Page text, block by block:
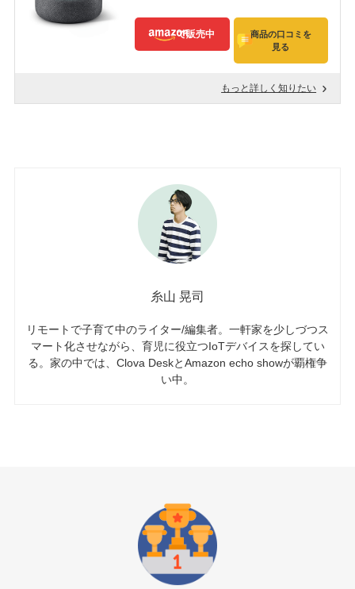
で販売中
商品の口コミを
見る
もっと詳しく知りたい
糸山 晃司
リモートで子育て中のライター/編集者。一軒家を少しづつス
マート化させながら、育児に役立つIoTデバイスを探してい
る。家の中では、Clova DeskとAmazon echo showが覇権争
い中。